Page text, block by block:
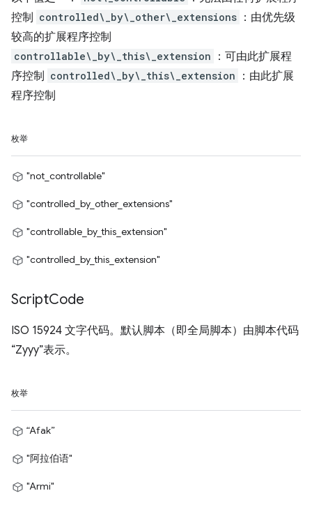
控制 controlled\_by\_other\_extensions ：由优先级
较高的扩展程序控制
controllable\_by\_this\_extension
：可由此扩展程
序控制 controlled\_by\_this\_extension
：由此扩展
程序控制
枚举
"not_controllable"
"controlled_by_other_extensions"
"controllable_by_this_extension"
"controlled_by_this_extension"
ScriptCode
ISO 15924 文字代码。默认脚本（即全局脚本）由脚本代码
“Zyyy”表示。
枚举
“Afak”
"阿拉伯语"
"Armi"